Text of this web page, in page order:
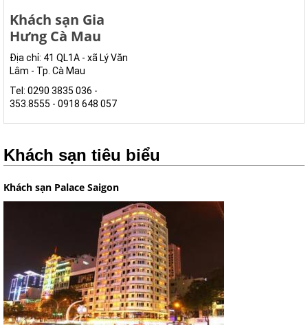
Khách sạn Gia
Hưng Cà Mau
Địa chỉ: 41 QL1A - xã Lý Văn
Lâm - Tp. Cà Mau
Tel: 0290 3835 036 -
353.8555 - 0918 648 057
Khách sạn tiêu biểu
Khách sạn Palace Saigon